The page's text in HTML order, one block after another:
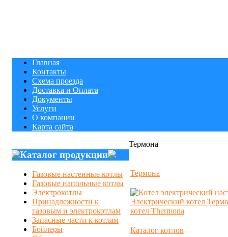
Главная
Контакты
Схема проезда
Доставка и Оплата
Документы
Услуги
О компании
Карта сайта
Каталог продукции
Газовые настенные котлы
Газовые напольные котлы
Электрокотлы
Принадлежности к
газовым и электрокотлам
Запасные части к котлам
Бойлеры
Термона
Термона
Каталог котлов